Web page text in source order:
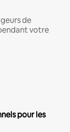
de
votre
pour les